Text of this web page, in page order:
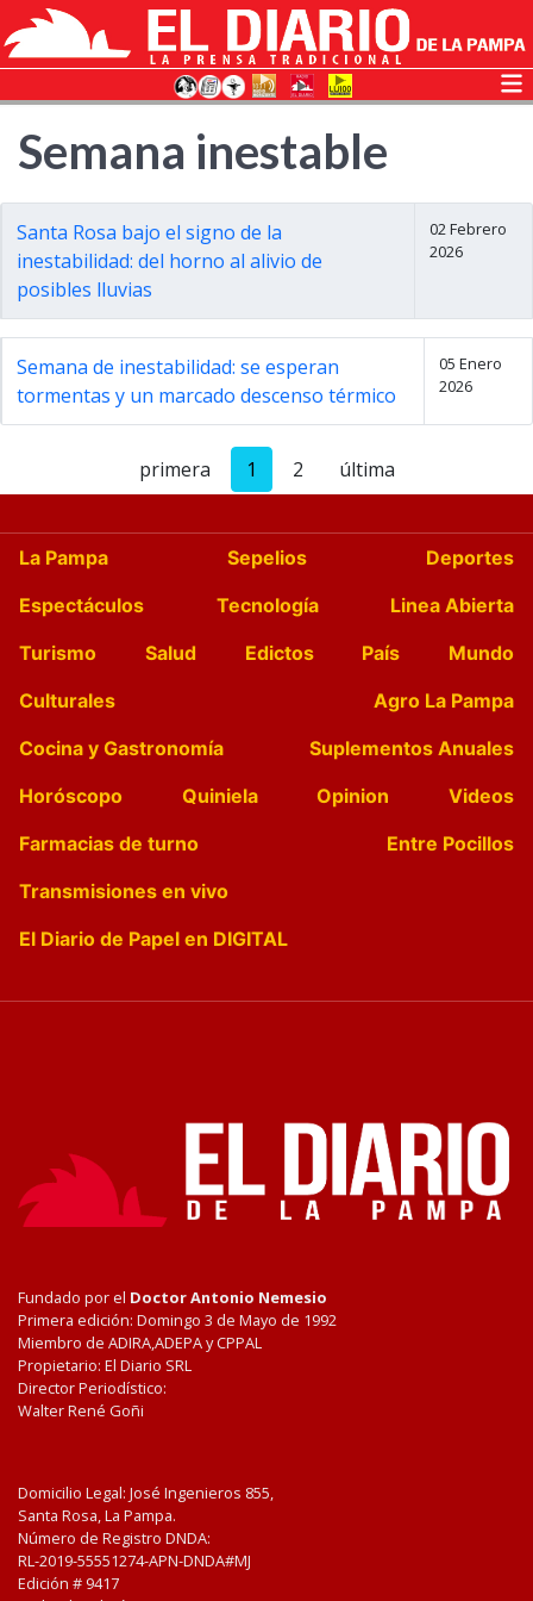
Semana inestable
Santa Rosa bajo el signo de la
inestabilidad: del horno al alivio de
posibles lluvias
02 Febrero
2026
Semana de inestabilidad: se esperan
tormentas y un marcado descenso térmico
05 Enero
2026
primera 1 2 última
La Pampa Sepelios
Deportes
Espectáculos
Tecnología
Linea Abierta
Turismo
Salud Edictos País
Mundo
Culturales
Agro La Pampa
Cocina y Gastronomía
Suplementos Anuales
Horóscopo
Quiniela Opinion
Videos
Farmacias de turno
Entre Pocillos
Transmisiones en vivo
El Diario de Papel en DIGITAL
Fundado por el Doctor Antonio Nemesio
Primera edición: Domingo 3 de Mayo de 1992
Miembro de ADIRA,ADEPA y CPPAL
Propietario: El Diario SRL
Director Periodístico:
Walter René Goñi
Domicilio Legal: José Ingenieros 855,
Santa Rosa, La Pampa.
Número de Registro DNDA:
RL-2019-55551274-APN-DNDA#MJ
Edición # 9417